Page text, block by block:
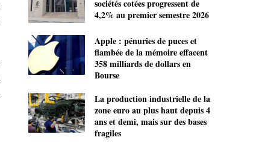
sociétés cotées progressent de
4,2% au premier semestre 2026
Apple : pénuries de puces et
flambée de la mémoire effacent
358 milliards de dollars en
Bourse
La production industrielle de la
zone euro au plus haut depuis 4
ans et demi, mais sur des bases
fragiles